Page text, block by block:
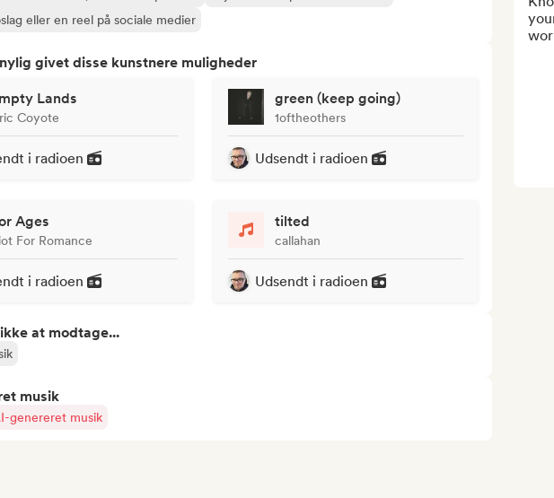
eller en reel på sociale medier
givet disse kunstnere muligheder
Lands
Coyote
i radioen
green (keep going)
1oftheothers
Udsendt i radioen
Ages
For Romance
i radioen
tilted
callahan
Udsendt i radioen
at modtage...
musik
genereret musik